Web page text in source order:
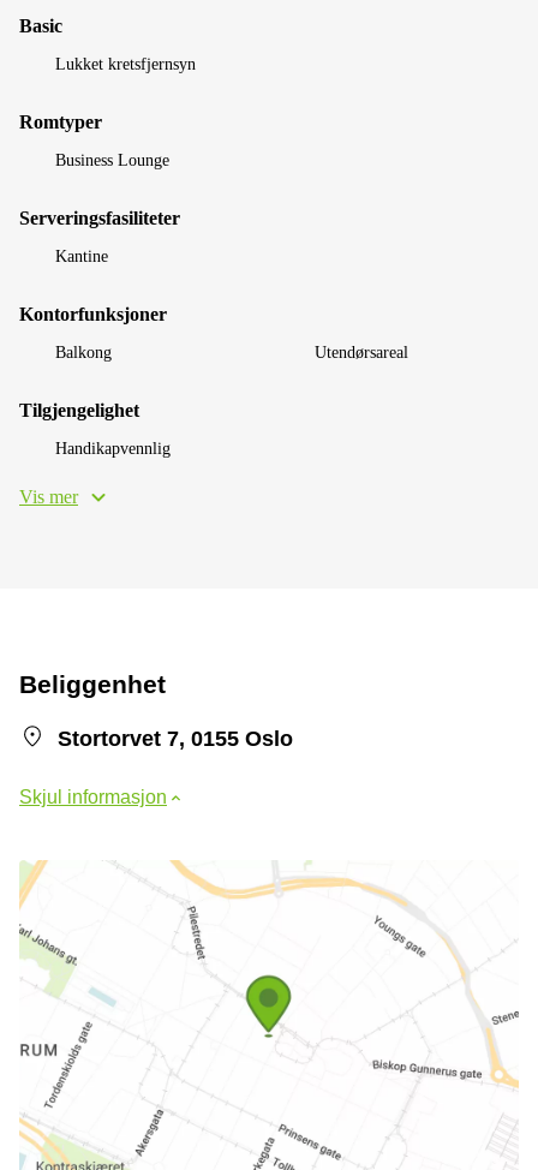
Basic
Lukket kretsfjernsyn
Romtyper
Business Lounge
Serveringsfasiliteter
Kantine
Kontorfunksjoner
Balkong Utendørsareal
Tilgjengelighet
Handikapvennlig
Vis mer
Beliggenhet
Stortorvet 7, 0155 Oslo
Skjul informasjon